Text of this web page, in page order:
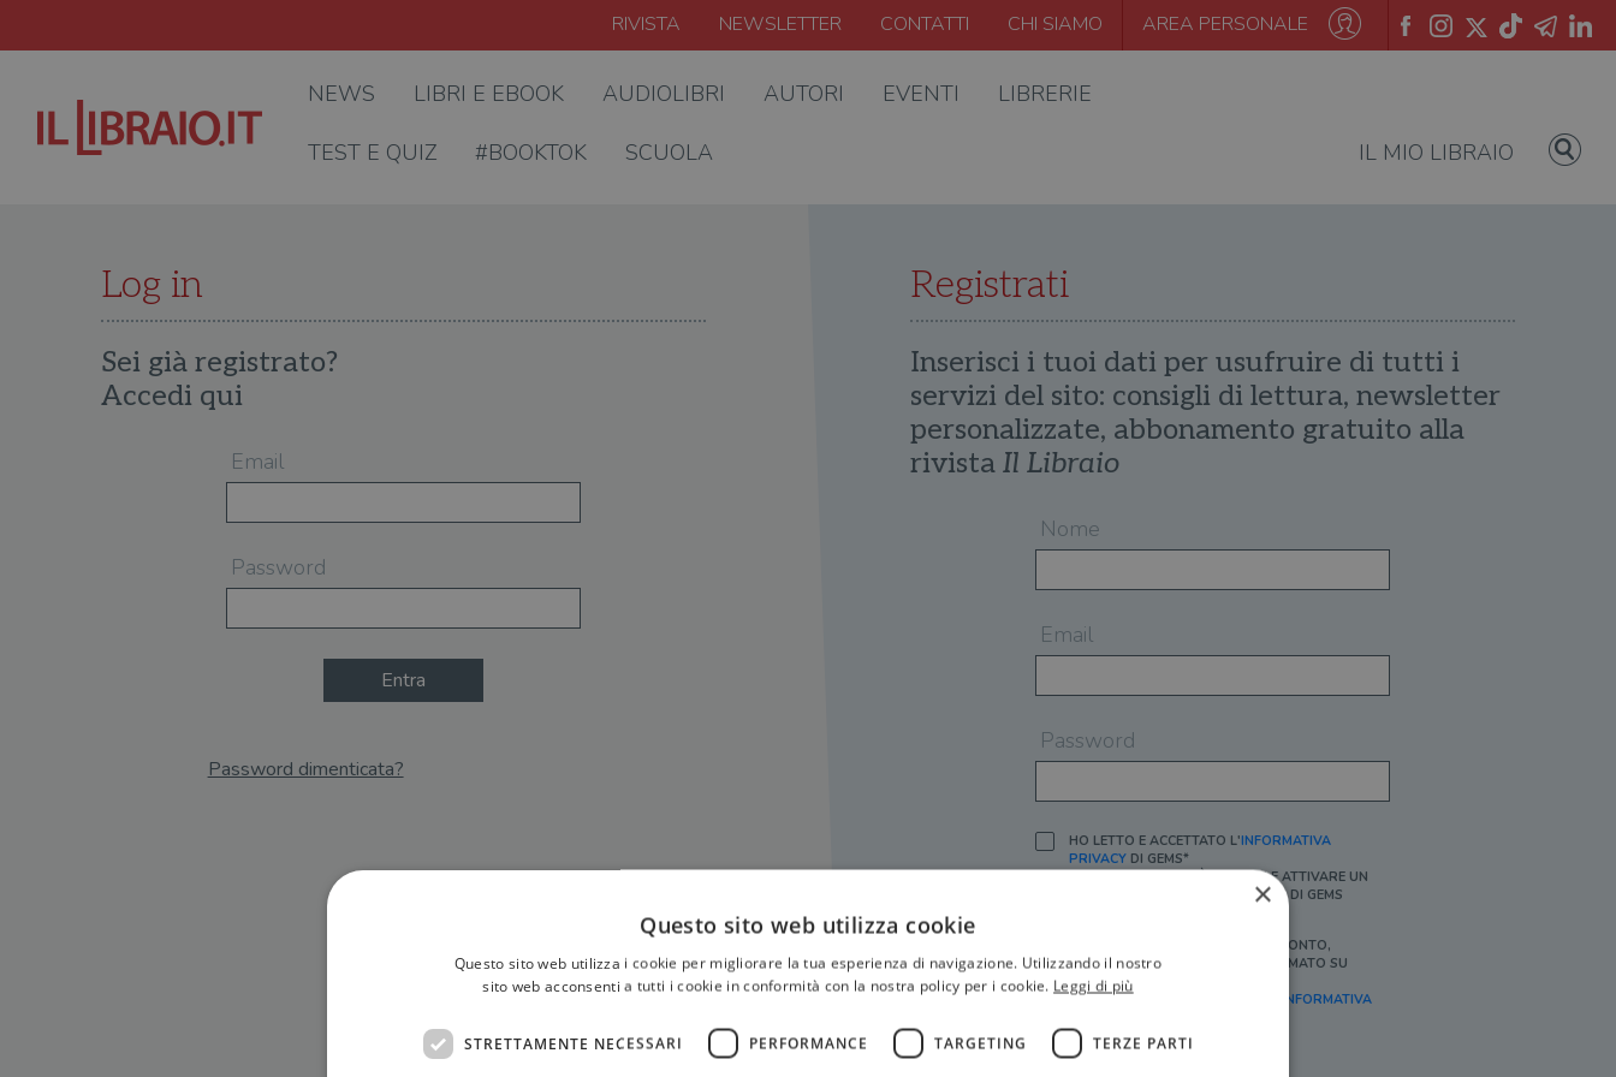
RIVISTA NEWSLETTER CONTATTI CHI SIAMO AREA PERSONALE
NEWS LIBRI E EBOOK AUDIOLIBRI AUTORI EVENTI LIBRERIE
TEST E QUIZ #BOOKTOK SCUOLA IL MIO LIBRAIO
Log in
Sei già registrato?
Accedi qui
Email
Password
Entra
Password dimenticata?
Registrati
Inserisci i tuoi dati per usufruire di tutti i
servizi del sito: consigli di lettura, newsletter
personalizzate, abbonamento gratuito alla
rivista Il Libraio
Nome
Email
Password
HO LETTO E ACCETTATO L'INFORMATIVA
PRIVACYDI GEMS*
IN MANCANZA NON È POSSIBILE ATTIVARE UN
ACCOUNT E/O RICEVERE I SERVIZI DI GEMS
SÌ, DESIDERO RICEVERE BUONI SCONTO,
OFFERTE SPECIALI, ESSERE INFORMATO SU
PROMOZIONI E NOVITÀ.
[FINALITÀ MARKETING, ART.2 (E),
INFORMATIVA
×
Questo sito web utilizza cookie
Questo sito web utilizza i cookie per migliorare la tua esperienza di navigazione. Utilizzando il nostro
sito web acconsenti a tutti i cookie in conformità con la nostra policy per i cookie. Leggi di più
STRETTAMENTE NECESSARI PERFORMANCE TARGETING TERZE PARTI